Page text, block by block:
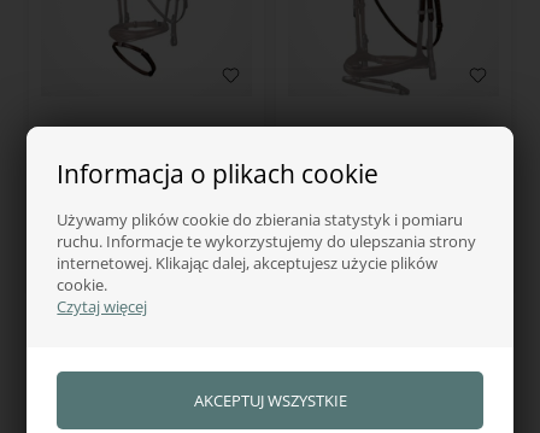
Informacja o plikach cookie
Używamy plików cookie do zbierania statystyk i pomiaru
ruchu. Informacje te wykorzystujemy do ulepszania strony
internetowej. Klikając dalej, akceptujesz użycie plików
cookie.
Czytaj więcej
Dy'on Nachrapnik New
English Collection
108,00zł
W magazynie — wysyłka od ręki
Dy'on Nachrapnik z
paskiem podgardlanym
383,00zł
W magazynie — wysyłka od ręki